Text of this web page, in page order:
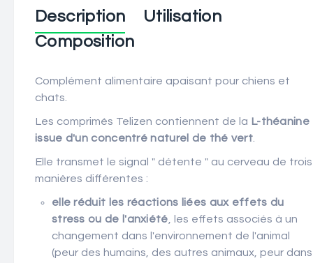
Description
Utilisation
Composition
Complément alimentaire apaisant pour chiens et
chats.
Les comprimés Telizen contiennent de la L-théanine
issue d'un concentré naturel de thé vert
Elle transmet le signal " détente " au cerveau de trois
manières différentes :
elle réduit les réactions liées aux effets du
stress ou de l'anxiété , les effets associés à un
changement dans l'environnement de l'animal
(peur des humains, des autres animaux, peur dans